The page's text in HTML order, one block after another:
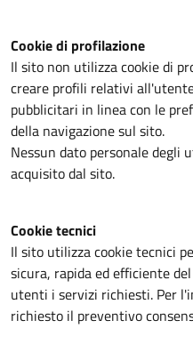
Cookie di profilazione
Il sito non utilizza cookie di
creare profili relativi
pubblicitari in linea con le
della navigazione sul sito.
Nessun dato personale degli
acquisito dal sito.
Cookie tecnici
Il sito utilizza cookie tecnici
sicura, rapida ed efficiente
utenti i servizi richiesti. Per
richiesto il preventivo